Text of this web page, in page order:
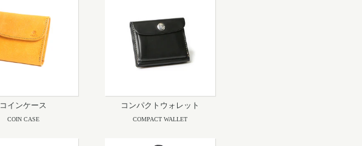
コインケース
COIN CASE
コンパクトウォレット
COMPACT WALLET